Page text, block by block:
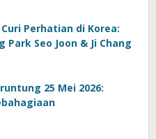
Perhatian di Korea:
Park Seo Joon & Ji Chang
25 Mei 2026: